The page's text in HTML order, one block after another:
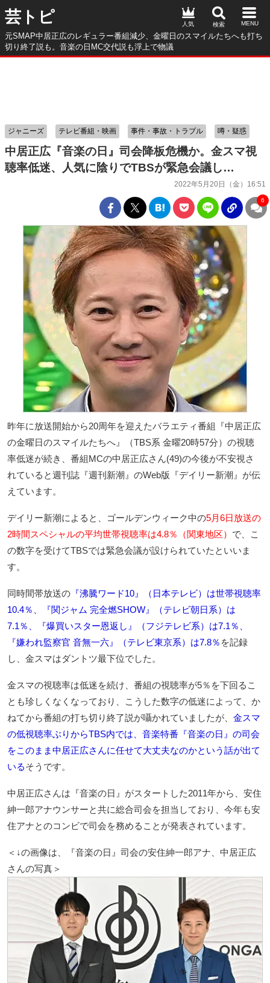
芸トピ
元SMAP中居正広のレギュラー番組減少、金曜日のスマイルたちへも打ち
切り終了説も。音楽の日MC交代説も浮上で物議
人気
中居正広『音楽の日』司会降板危機か。金スマ視
聴率低迷、人気に陰りでTBSが緊急会議し…
2022年5月20日（金）16:51
ジャニーズ テレビ番組・映画 事件・事故・トラブル 噂・疑惑
6
昨年に放送開始から20周年を迎えたバラエティ番組『中居正広
の金曜日のスマイルたちへ』（TBS系 金曜20時57分）の視聴
率低迷が続き、番組MCの中居正広さん(49)の今後が不安視さ
れていると週刊誌『週刊新潮』のWeb版『デイリー新潮』が伝
えています。
デイリー新潮によると、ゴールデンウィーク中の5月6日放送の
2時間スペシャルの平均世帯視聴率は4.8％（関東地区） で、こ
の数字を受けてTBSでは緊急会議が設けられていたといいま
す。
同時間帯放送の 『沸騰ワード10』（日本テレビ）は世帯視聴率
10.4％、『関ジャム 完全燃SHOW』（テレビ朝日系）は
7.1％、『爆買いスター恩返し』（フジテレビ系）は7.1％、
『嫌われ監察官 音無一六』（テレビ東京系）は7.8％ を記録
し、金スマはダントツ最下位でした。
金スマの視聴率は低迷を続け、番組の視聴率が5％を下回るこ
とも珍しくなくなっており、こうした数字の低迷によって、か
ねてから番組の打ち切り終了説が囁かれていましたが、 金スマ
の低視聴率ぶりからTBS内では、音楽特番『音楽の日』の司会
をこのまま中居正広さんに任せて大丈夫なのかという話が出て
いるそうです。
中居正広さんは『音楽の日』がスタートした2011年から、安住
紳一郎アナウンサーと共に総合司会を担当しており、今年も安
住アナとのコンビで司会を務めることが発表されています。
＜↓の画像は、『音楽の日』司会の安住紳一郎アナ、中居正広
さんの写真＞